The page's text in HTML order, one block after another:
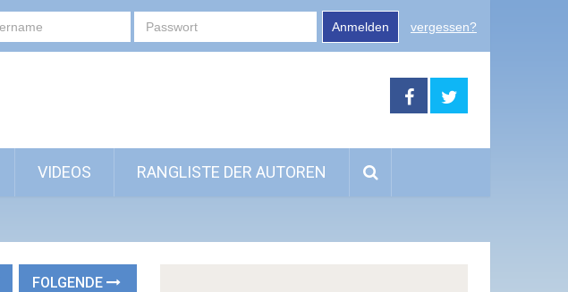
Anmelden vergessen?
VIDEOS RANGLISTE DER AUTOREN
FOLGENDE